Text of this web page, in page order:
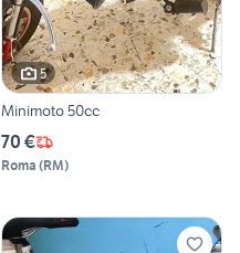
5
Minimoto 50cc
70 €
Roma (RM)